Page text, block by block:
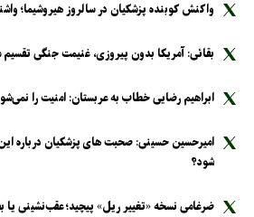
واکنش کوبنده پزشکیان در سالروز هیروشیما؛
بقائی: آمریکا بدون پیروزی، غنیمت جنگی
ابراهیم رضایی خطاب به عربستان: امنیت را
امیرحسین حسینی: صحبت های پزشکیان درباره
شود؟
ضرغامی نسخه «تغییر ریل» پیچید؛ عقب‌نشینی یا